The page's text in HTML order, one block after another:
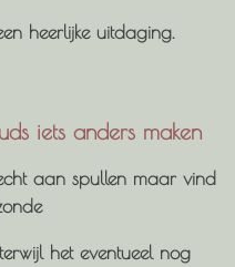
heerlijke uitdaging.
iets anders maken
aan spullen maar vind
het eventueel nog